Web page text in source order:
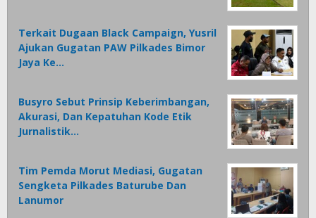
Terkait Dugaan Black Campaign, Yusril
Ajukan Gugatan PAW Pilkades Bimor
Jaya Ke…
Busyro Sebut Prinsip Keberimbangan,
Akurasi, Dan Kepatuhan Kode Etik
Jurnalistik…
Tim Pemda Morut Mediasi, Gugatan
Sengketa Pilkades Baturube Dan
Lanumor